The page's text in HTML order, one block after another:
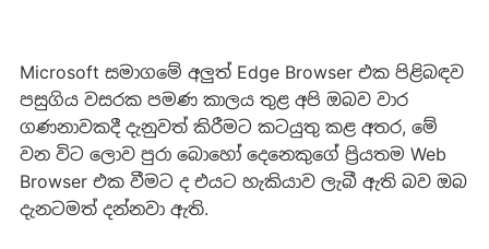
Microsoft සමාගමේ අලුත් Edge Browser එක පිළිබඳව
පසුගිය වසරක පමණ කාලය තුළ අපි ඔබව වාර
ගණනාවකදී දැනුවත් කිරීමට කටයුතු කළ අතර, මේ
වන විට ලොව පුරා බොහෝ දෙනෙකුගේ ප්‍රියතම Web
Browser එක වීමට ද එයට හැකියාව ලැබී ඇති බව ඔබ
දැනටමත් දන්නවා ඇති.